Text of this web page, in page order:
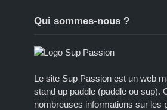
Qui sommes-nous ?
Le site Sup Passion est un web
stand up paddle (paddle ou sup).
nombreuses informations sur les